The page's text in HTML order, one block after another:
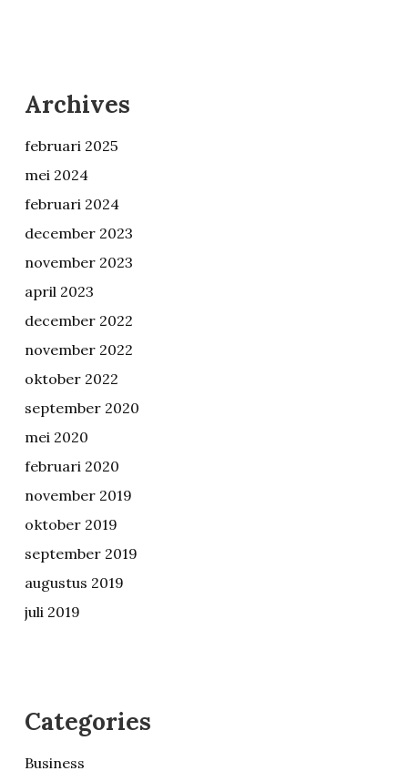
Archives
februari 2025
mei 2024
februari 2024
december 2023
november 2023
april 2023
december 2022
november 2022
oktober 2022
september 2020
mei 2020
februari 2020
november 2019
oktober 2019
september 2019
augustus 2019
juli 2019
Categories
Business